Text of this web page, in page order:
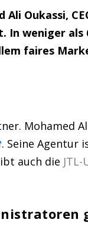
Ali Oukassi,
In weniger als
faires
Mohamed
. Seine Agentur
auch die